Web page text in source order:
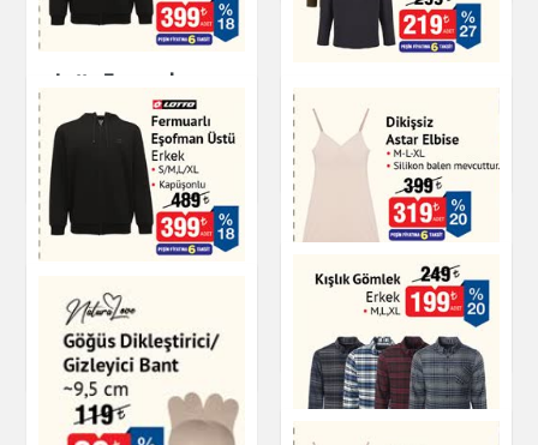
Lotto Fermuarlı
Eşofman Üstü Erkek
Kapüşonlu
Giyim
Polar Sweat
Giyim
Fermuarlı Eşofman
Üstü Erkek
Giyim
Dikişsiz Astar Elbise